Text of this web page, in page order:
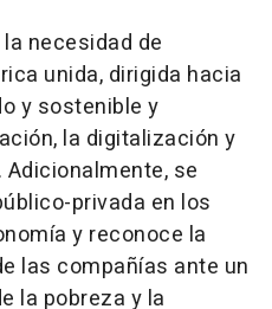
necesidad de
unida, dirigida hacia
y sostenible y
la digitalización y
se
privada en los
y reconoce la
las compañías ante un
la pobreza y la